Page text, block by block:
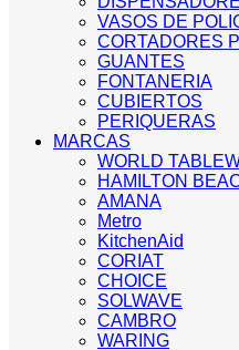
VASOS DE
CORTADORES
GUANTES
FONTANERIA
CUBIERTOS
PERIQUERAS
MARCAS
WORLD
HAMILTON
AMANA
Metro
KitchenAid
CORIAT
CHOICE
SOLWAVE
CAMBRO
WARING